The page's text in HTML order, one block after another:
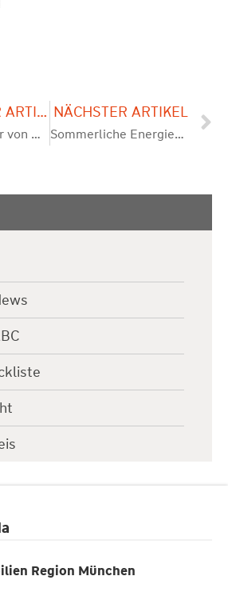
Region München
VORHERIGER ARTIKEL
Wie Eigentümer von Renovierungsdarlehen profitieren können
NÄCHSTER ARTIKEL
Sommerliche Energieoptimierung: Solaranlagen als Investition für Eigentümer